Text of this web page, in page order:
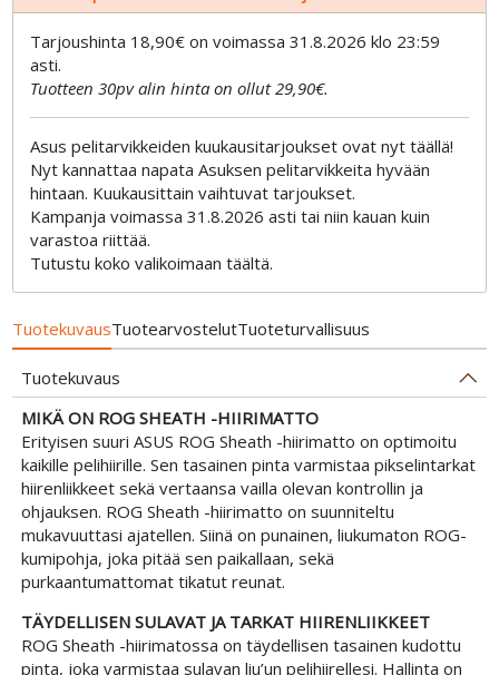
Tarjoushinta 18,90€ on voimassa 31.8.2026 klo 23:59
asti.
Tuotteen 30pv alin hinta on ollut 29,90€.
Asus pelitarvikkeiden kuukausitarjoukset ovat nyt täällä!
Nyt kannattaa napata Asuksen pelitarvikkeita hyvään
hintaan. Kuukausittain vaihtuvat tarjoukset.
Kampanja voimassa 31.8.2026 asti tai niin kauan kuin
varastoa riittää.
Tutustu koko valikoimaan täältä.
TuotekuvausTuotearvostelutTuoteturvallisuus
Tuotekuvaus
MIKÄ ON ROG SHEATH -HIIRIMATTO
Erityisen suuri ASUS ROG Sheath -hiirimatto on optimoitu
kaikille pelihiirille. Sen tasainen pinta varmistaa pikselintarkat
hiirenliikkeet sekä vertaansa vailla olevan kontrollin ja
ohjauksen. ROG Sheath -hiirimatto on suunniteltu
mukavuuttasi ajatellen. Siinä on punainen, liukumaton ROG-
kumipohja, joka pitää sen paikallaan, sekä
purkaantumattomat tikatut reunat.
TÄYDELLISEN SULAVAT JA TARKAT HIIRENLIIKKEET
ROG Sheath -hiirimatossa on täydellisen tasainen kudottu
pinta, joka varmistaa sulavan liu’un pelihiirellesi. Hallinta on